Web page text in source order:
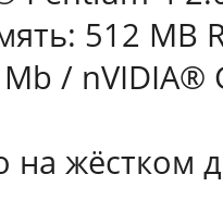
512 MB
/
жёстком